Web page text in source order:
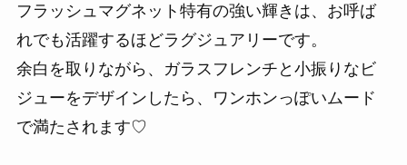
フラッシュマグネット特有の強い輝きは、お呼ば
れでも活躍するほどラグジュアリーです。
余白を取りながら、ガラスフレンチと小振りなビ
ジューをデザインしたら、ワンホンっぽいムード
で満たされます♡